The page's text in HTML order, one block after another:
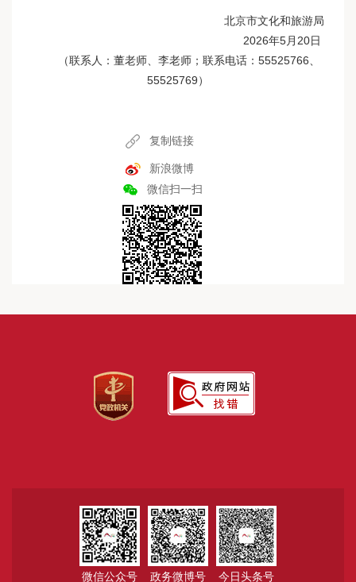
北京市文化和旅游局
2026年5月20日
（联系人：董老师、李老师；联系电话：55525766、
55525769）
复制链接
新浪微博
微信扫一扫
微信公众号 政务微博号 今日头条号